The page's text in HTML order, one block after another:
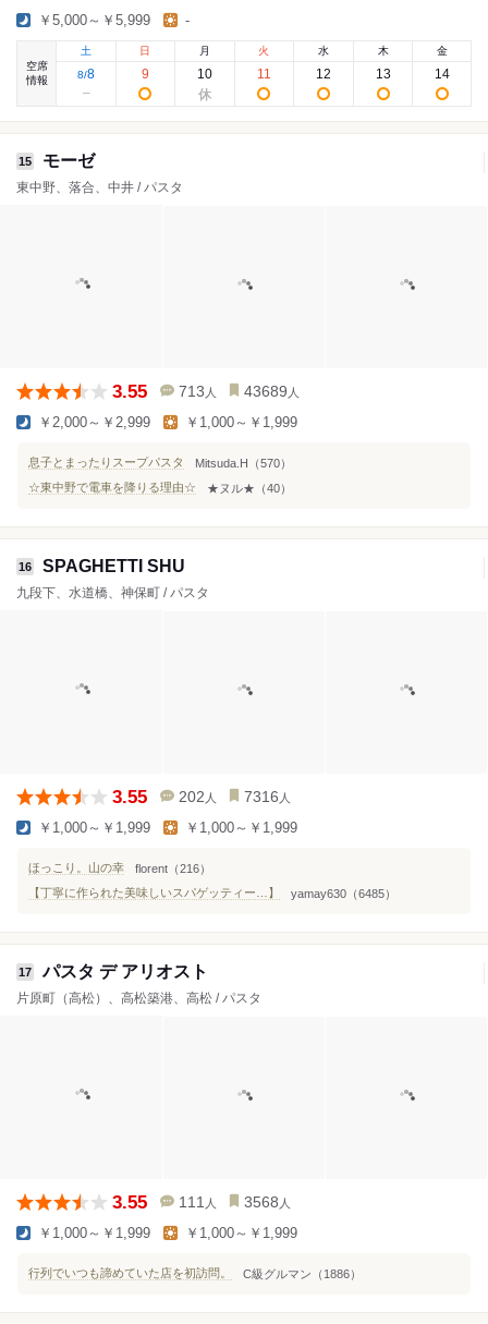
￥5,000～￥5,999 -
空席
情報
土
8/8
日
9
月
10
火
11
水
12
木
13
金
14
15 モーゼ
東中野、落合、中井 / パスタ
3.55 713 人 43689 人
￥2,000～￥2,999 ￥1,000～￥1,999
息子とまったりスープパスタ
Mitsuda.H（570）
☆東中野で電車を降りる理由☆
★ヌル★（40）
16 SPAGHETTI SHU
九段下、水道橋、神保町 / パスタ
3.55 202 人 7316 人
￥1,000～￥1,999 ￥1,000～￥1,999
ほっこり。山の幸
florent（216）
【丁寧に作られた美味しいスパゲッティー…】
yamay630（6485）
17 パスタ デ アリオスト
片原町（高松）、高松築港、高松 / パスタ
3.55 111 人 3568 人
￥1,000～￥1,999 ￥1,000～￥1,999
行列でいつも諦めていた店を初訪問。 C級グルマン（1886）